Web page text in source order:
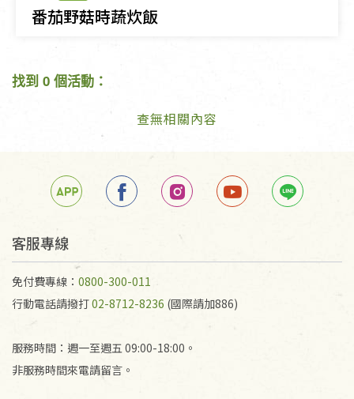
番茄野菇時蔬炊飯
找到 0 個活動：
查無相關內容
客服專線
免付費專線： 0800-300-011
行動電話請撥打02-8712-8236 (國際請加886)
服務時間：週一至週五 09:00-18:00。
非服務時間來電請留言。